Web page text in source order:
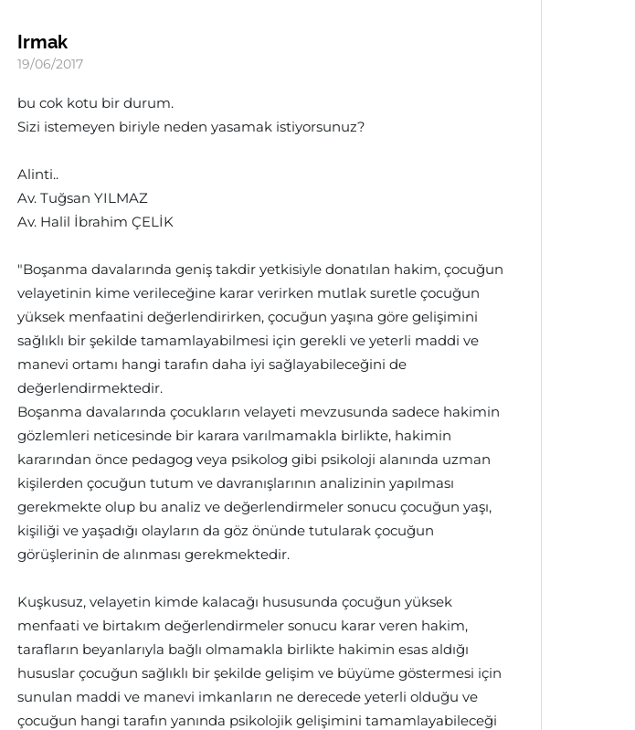
Irmak
19/06/2017
bu cok kotu bir durum.
Sizi istemeyen biriyle neden yasamak istiyorsunuz?
Alinti..
Av. Tuğsan YILMAZ
Av. Halil İbrahim ÇELİK
"Boşanma davalarında geniş takdir yetkisiyle donatılan hakim, çocuğun
velayetinin kime verileceğine karar verirken mutlak suretle çocuğun
yüksek menfaatini değerlendirirken, çocuğun yaşına göre gelişimini
sağlıklı bir şekilde tamamlayabilmesi için gerekli ve yeterli maddi ve
manevi ortamı hangi tarafın daha iyi sağlayabileceğini de
değerlendirmektedir.
Boşanma davalarında çocukların velayeti mevzusunda sadece hakimin
gözlemleri neticesinde bir karara varılmamakla birlikte, hakimin
kararından önce pedagog veya psikolog gibi psikoloji alanında uzman
kişilerden çocuğun tutum ve davranışlarının analizinin yapılması
gerekmekte olup bu analiz ve değerlendirmeler sonucu çocuğun yaşı,
kişiliği ve yaşadığı olayların da göz önünde tutularak çocuğun
görüşlerinin de alınması gerekmektedir.
Kuşkusuz, velayetin kimde kalacağı hususunda çocuğun yüksek
menfaati ve birtakım değerlendirmeler sonucu karar veren hakim,
tarafların beyanlarıyla bağlı olmamakla birlikte hakimin esas aldığı
hususlar çocuğun sağlıklı bir şekilde gelişim ve büyüme göstermesi için
sunulan maddi ve manevi imkanların ne derecede yeterli olduğu ve
çocuğun hangi tarafın yanında psikolojik gelişimini tamamlayabileceği